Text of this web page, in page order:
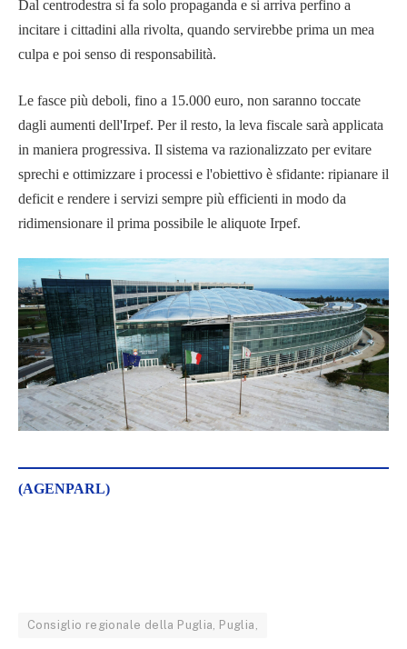
Dal centrodestra si fa solo propaganda e si arriva perfino a
incitare i cittadini alla rivolta, quando servirebbe prima un mea
culpa e poi senso di responsabilità.
Le fasce più deboli, fino a 15.000 euro, non saranno toccate
dagli aumenti dell'Irpef. Per il resto, la leva fiscale sarà applicata
in maniera progressiva. Il sistema va razionalizzato per evitare
sprechi e ottimizzare i processi e l'obiettivo è sfidante: ripianare il
deficit e rendere i servizi sempre più efficienti in modo da
ridimensionare il prima possibile le aliquote Irpef.
(AGENPARL)
Consiglio regionale della Puglia, Puglia,